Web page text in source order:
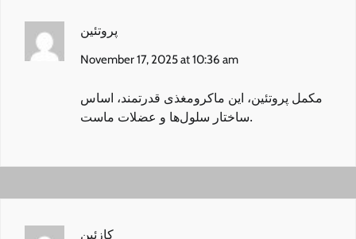
پروتئین
November 17, 2025 at 10:36 am
مکمل پروتئین، این ماکرومغذی قدرتمند، اساس
ساختار سلول‌ها و عضلات ماست.
کازئین